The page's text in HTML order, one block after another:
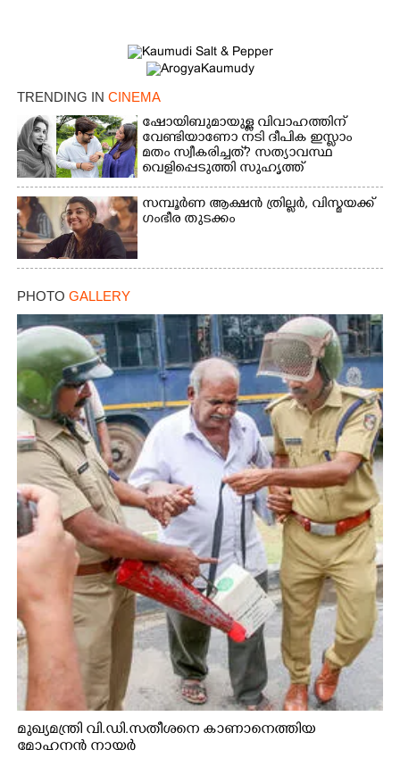
TRENDING IN CINEMA
ഷോയിബുമായുള്ള വിവാഹത്തിന്
വേണ്ടിയാണോ നടി ദീപിക ഇസ്ലാം
മതം സ്വീകരിച്ചത്? സത്യാവസ്ഥ
വെളിപ്പെടുത്തി സുഹൃത്ത്‌
സമ്പൂർണ ആക്ഷൻ ത്രില്ലർ,​ വിസ്മയക്ക്
ഗംഭീര തുടക്കം
PHOTO GALLERY
മുഖ്യമന്ത്രി വി.ഡി.സതീശനെ കാണാനെത്തിയ
മോഹനൻ നായർ